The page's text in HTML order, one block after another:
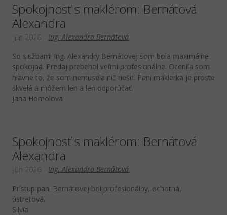
Spokojnosť s maklérom: Bernátová
Alexandra
Ing. Alexandra Bernátová
jún 2026
So službami Ing. Alexandry Bernátovej som bola maximálne
spokojná. Predaj prebehol veľmi profesionálne. Ocenila som
hlavne to, že som nemusela nič riešiť. Pani maklerka je proste
skvelá a môžem len a len odporúčať.
Jana Homolova
Spokojnosť s maklérom: Bernátová
Alexandra
Ing. Alexandra Bernátová
jún 2026
Prístup pani Bernátovej bol profesionálny, ochotná,
ústretová.
Silvia